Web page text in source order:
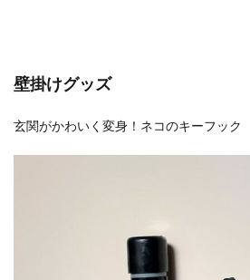
壁掛けグッズ
玄関がかわいく変身！ネコのキーフック